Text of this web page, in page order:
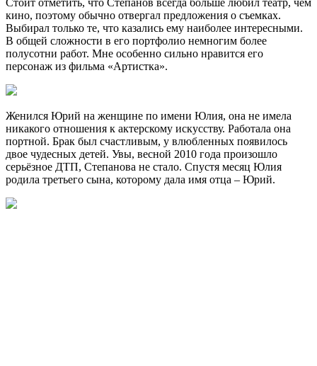
кино, поэтому обычно отвергал предложения о съемках.
Выбирал только те, что казались ему наиболее интересными.
В общей сложности в его портфолио немногим более
полусотни работ. Мне особенно сильно нравится его
персонаж из фильма «Артистка».
Женился Юрий на женщине по имени Юлия, она не имела
никакого отношения к актерскому искусству. Работала она
портной. Брак был счастливым, у влюбленных появилось
двое чудесных детей. Увы, весной 2010 года произошло
серьёзное ДТП, Степанова не стало. Спустя месяц Юлия
родила третьего сына, которому дала имя отца – Юрий.